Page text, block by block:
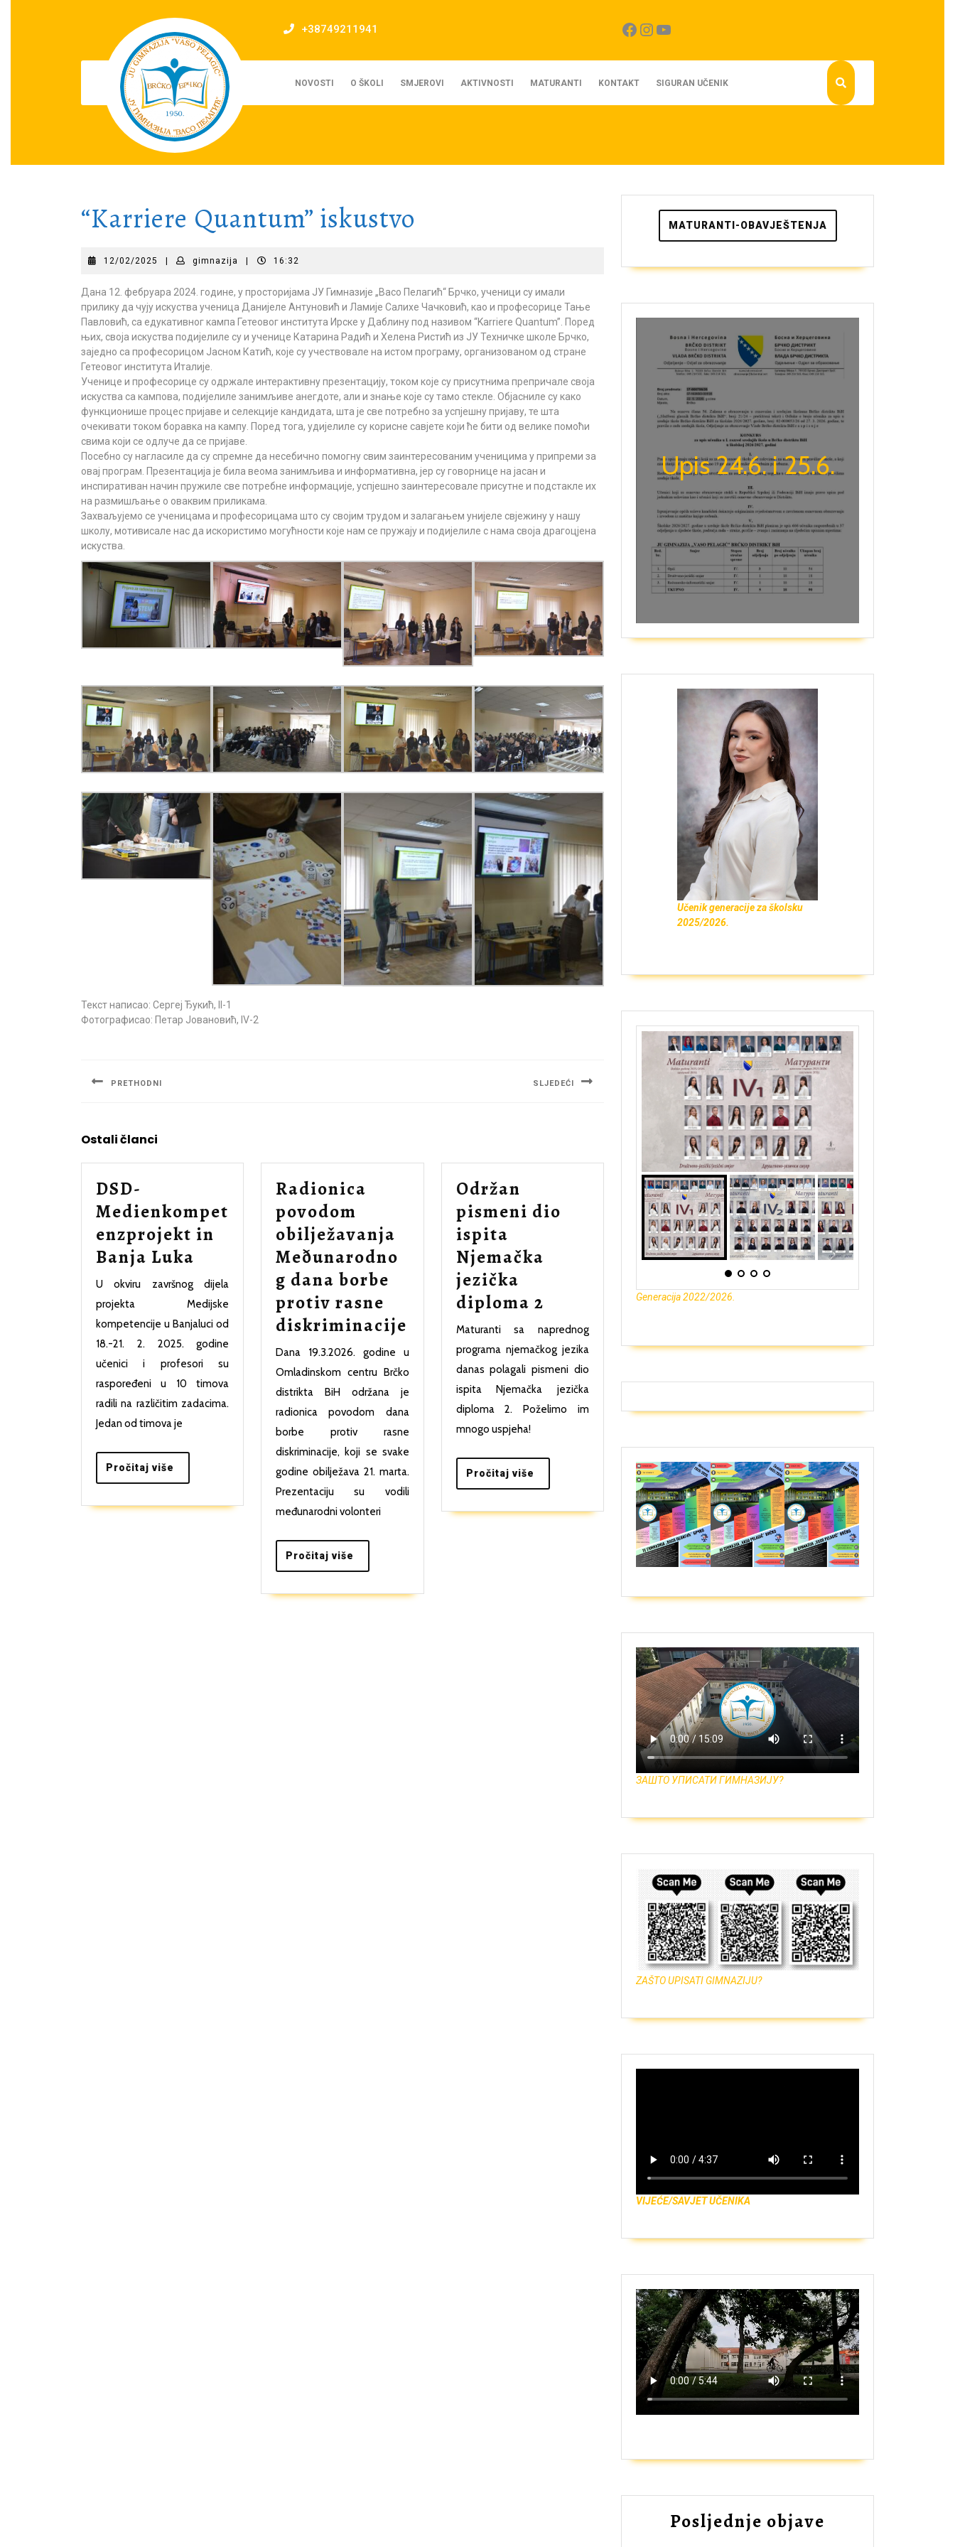
+38749211941 Facebook
Instagram
YouTube
NOVOSTI O ŠKOLI SMJEROVI AKTIVNOSTI MATURANTI KONTAKT SIGURAN UČENIK
“Karriere Quantum” iskustvo
12/02/2025 12/02/2025gimnazija gimnazija16:32
Дана 12. фебруара 2024. године, у просторијама ЈУ Гимназије „Васо Пелагић“ Брчко, ученици су имали
прилику да чују искуства ученица Данијеле Антуновић и Ламије Салихе Чачковић, као и професорице Тање
Павловић, са едукативног кампа Гетеовог института Ирске у Даблину под називом “Karriere Quantum”. Поред
њих, своја искуства подијелиле су и ученице Катарина Радић и Хелена Ристић из ЈУ Техничке школе Брчко,
заједно са професорицом Јасном Катић, које су учествовале на истом програму, организованом од стране
Гетеовог института Италије.
Ученицe и професорице су одржале интерактивну презентацију, током које су присутнима препричале своја
искуства са кампова, подијелиле занимљиве анегдоте, али и знање које су тамо стекле. Објасниле су како
функционише процес пријаве и селекције кандидата, шта је све потребно за успјешну пријаву, те шта
очекивати током боравка на кампу. Поред тога, удијелиле су корисне савјете који ће бити од велике помоћи
свима који се одлуче да се пријаве.
Посебно су нагласиле да су спремне да несебично помогну свим заинтересованим ученицима у припреми за
овај програм. Презентација је била веома занимљива и информативна, јер су говорнице на јасан и
инспиративан начин пружиле све потребне информације, успјешно заинтересовале присутне и подстакле их
на размишљање о оваквим приликама.
Захваљујемо се ученицама и професорицама што су својим трудом и залагањем унијеле свјежину у нашу
школу, мотивисале нас да искористимо могућности које нам се пружају и подијелиле с нама своја драгоцјена
искуства.
Текст написао: Сергеј Ђукић, II-1
Фотографисао: Петар Јовановић, IV-2
PRETHODNI SLJEDEĆI
Ostali članci
DSD-
Medienkompet
enzprojekt in
Banja Luka
Medienkompetenzprojekt
in
Banja
Luka
U okviru završnog dijela
projekta Medijske
kompetencije u Banjaluci od
18.-21. 2. 2025. godine
učenici i profesori su
raspoređeni u 10 timova
radili na različitim zadacima.
Jedan od timova je
Pročitaj više
više
Radionica
povodom
obilježavanja
Meðunarodno
g dana borbe
protiv rasne
diskriminacije Radionica
povodom
obilježavanja
Meðunarodnog
dana
borbe
protiv
rasne
diskriminacije
Dana 19.3.2026. godine u
Omladinskom centru Brčko
distrikta BiH održana je
radionica povodom dana
borbe protiv rasne
diskriminacije, koji se svake
godine obilježava 21. marta.
Prezentaciju su vodili
međunarodni volonteri
Pročitaj više
više
Održan
pismeni dio
ispita
Njemačka
jezička
diploma 2
pismeni
dio
ispita
Njemačka
jezička
2
Maturanti sa naprednog
programa njemačkog jezika
danas polagali pismeni dio
ispita Njemačka jezička
diploma 2. Poželimo im
mnogo uspjeha!
Pročitaj više
više
MATURANTI-OBAVJEŠTENJA
Upis 24.6. i 25.6.
Učenik generacije za školsku
2025/2026.
Generacija 2022/2026.
ЗАШТО УПИСАТИ ГИМНАЗИЈУ?
ZAŠTO UPISATI GIMNAZIJU?
VIJEĆE/SAVJET UČENIKA
Posljednje objave